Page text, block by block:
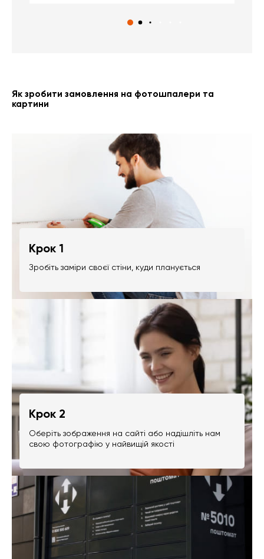
Як зробити замовлення на фотошпалери та
картини
Крок 1
Зробіть заміри своєї стіни, куди планується
Крок 2
Оберіть зображення на сайті або надішліть нам
свою фотографію у найвищій якості